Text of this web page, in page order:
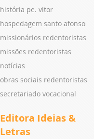
história pe. vitor
hospedagem santo afonso
missionários redentoristas
missões redentoristas
notícias
obras sociais redentoristas
secretariado vocacional
Editora Ideias &
Letras